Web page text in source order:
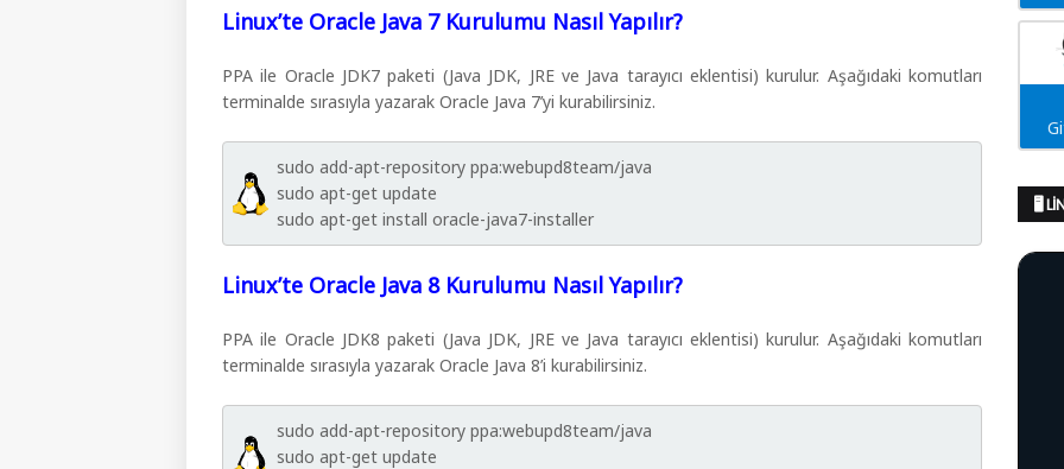
Linux’te Oracle Java 7 Kurulumu Nasıl Yapılır?
PPA ile Oracle JDK7 paketi (Java JDK, JRE ve Java tarayıcı eklentisi) kurulur. Aşağıdaki komutları
terminalde sırasıyla yazarak Oracle Java 7’yi kurabilirsiniz.
sudo add-apt-repository ppa:webupd8team/java
sudo apt-get update
sudo apt-get install oracle-java7-installer
Linux’te Oracle Java 8 Kurulumu Nasıl Yapılır?
PPA ile Oracle JDK8 paketi (Java JDK, JRE ve Java tarayıcı eklentisi) kurulur. Aşağıdaki komutları
terminalde sırasıyla yazarak Oracle Java 8’i kurabilirsiniz.
sudo add-apt-repository ppa:webupd8team/java
sudo apt-get update
🖥️